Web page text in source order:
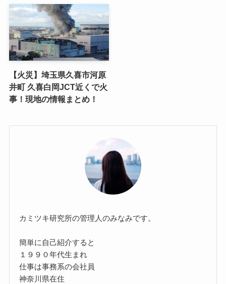
【火災】埼玉県久喜市河原
井町 久喜白岡JCT近くで火
事！現地の情報まとめ！
カミツキ研究所の管理人のみなみです。
簡単に自己紹介すると
１９９０年代生まれ
仕事は事務系の会社員
神奈川県在住